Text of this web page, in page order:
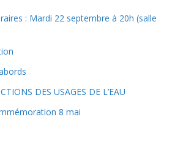
: Mardi 22 septembre à 20h (salle
DES USAGES DE L’EAU
8 mai